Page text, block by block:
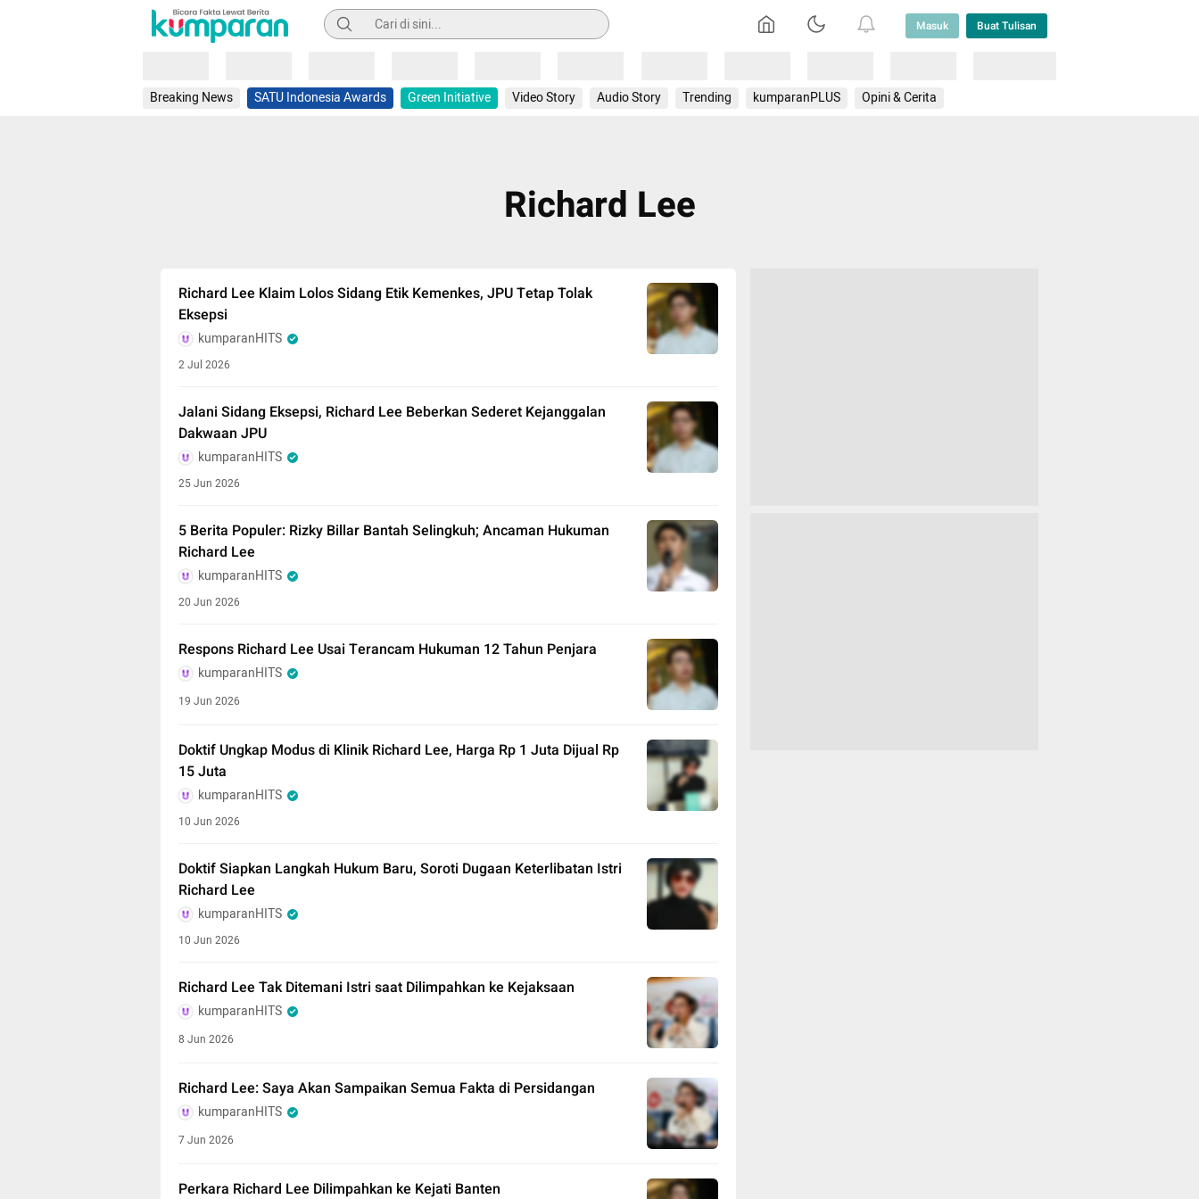
Pencarian Masuk Buat Tulisan
Breaking News SATU Indonesia Awards Green Initiative Video Story Audio Story Trending kumparanPLUS Opini & Cerita
Richard Lee
Richard Lee Klaim Lolos Sidang Etik Kemenkes, JPU Tetap Tolak
Eksepsi
kumparanHITS
2 Jul 2026
Jalani Sidang Eksepsi, Richard Lee Beberkan Sederet Kejanggalan
Dakwaan JPU
kumparanHITS
25 Jun 2026
5 Berita Populer: Rizky Billar Bantah Selingkuh; Ancaman Hukuman
Richard Lee
kumparanHITS
20 Jun 2026
Respons Richard Lee Usai Terancam Hukuman 12 Tahun Penjara
kumparanHITS
19 Jun 2026
Doktif Ungkap Modus di Klinik Richard Lee, Harga Rp 1 Juta Dijual Rp
15 Juta
kumparanHITS
10 Jun 2026
Doktif Siapkan Langkah Hukum Baru, Soroti Dugaan Keterlibatan Istri
Richard Lee
kumparanHITS
10 Jun 2026
Richard Lee Tak Ditemani Istri saat Dilimpahkan ke Kejaksaan
kumparanHITS
8 Jun 2026
Richard Lee: Saya Akan Sampaikan Semua Fakta di Persidangan
kumparanHITS
7 Jun 2026
Perkara Richard Lee Dilimpahkan ke Kejati Banten